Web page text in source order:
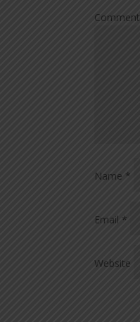
Comment
Name *
Email *
Website